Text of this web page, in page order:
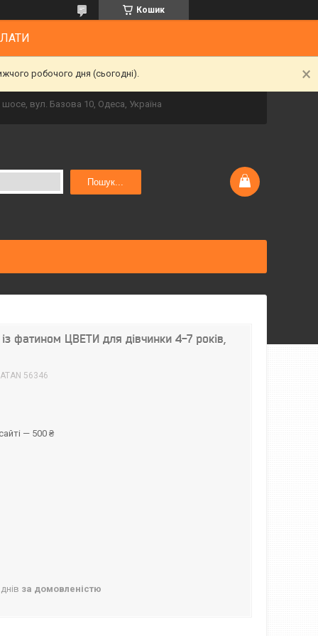
Кошик
робочого дня (сьогодні).
вул. Базова 10, Одеса, Україна
Пошук...
фатином ЦВЕТИ для дівчинки 4-7 років,
56346
— 500 ₴
за домовленістю